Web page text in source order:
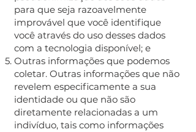
para que seja razoavelmente
improvável que você identifique
você através do uso desses dados
com a tecnologia disponível; e
Outras informações que podemos
coletar. Outras informações que não
revelem especificamente a sua
identidade ou que não são
diretamente relacionadas a um
indivíduo, tais como informações